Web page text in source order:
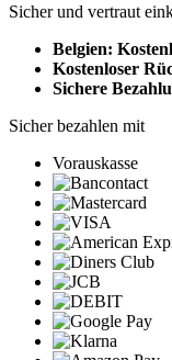
Sicher und vertraut
Belgien:
Kostenloser
Sichere
Sicher bezahlen mit
Vorauskasse